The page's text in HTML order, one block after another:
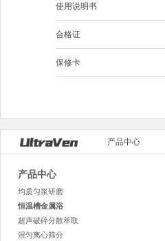
使用说明书
合格证
保修卡
产品中心
产品中心
均质匀浆研磨
恒温槽金属浴
超声破碎分散萃取
混匀离心筛分